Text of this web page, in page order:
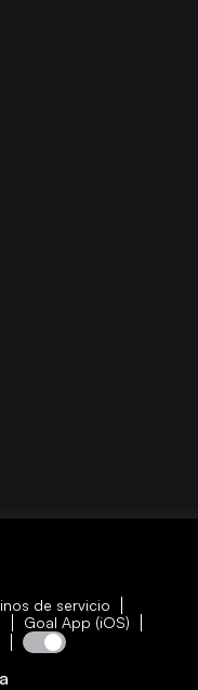
de servicio
Goal App (iOS)